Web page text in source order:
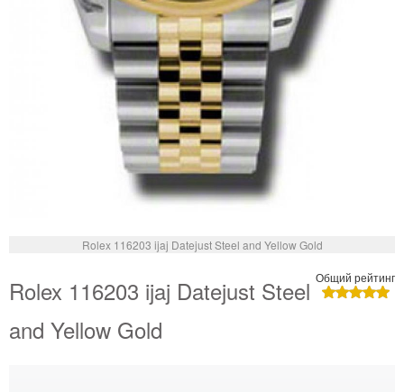
Rolex 116203 ijaj Datejust Steel and Yellow Gold
Общий рейтинг
Rolex 116203 ijaj Datejust Steel
and Yellow Gold